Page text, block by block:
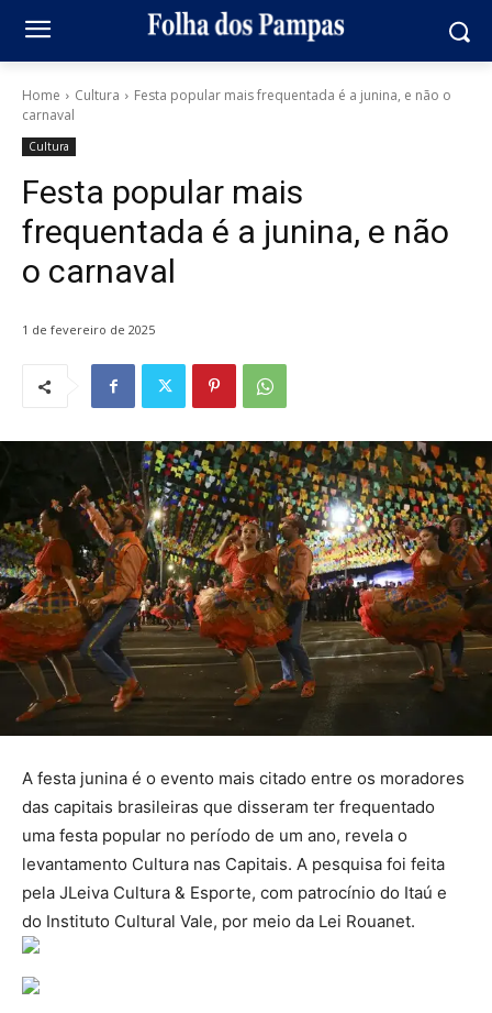
Home Cultura
Festa popular mais frequentada é a junina, e não o
carnaval
Cultura
Festa popular mais
frequentada é a junina, e não
o carnaval
1 de fevereiro de 2025
A festa junina é o evento mais citado entre os moradores
das capitais brasileiras que disseram ter frequentado
uma festa popular no período de um ano, revela o
levantamento Cultura nas Capitais. A pesquisa foi feita
pela JLeiva Cultura & Esporte, com patrocínio do Itaú e
do Instituto Cultural Vale, por meio da Lei Rouanet.